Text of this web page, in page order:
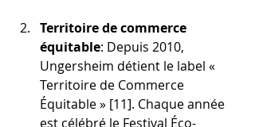
Territoire de commerce
équitable: Depuis 2010,
Ungersheim détient le label «
Territoire de Commerce
Équitable » [11]. Chaque année
est célébré le Festival Éco-